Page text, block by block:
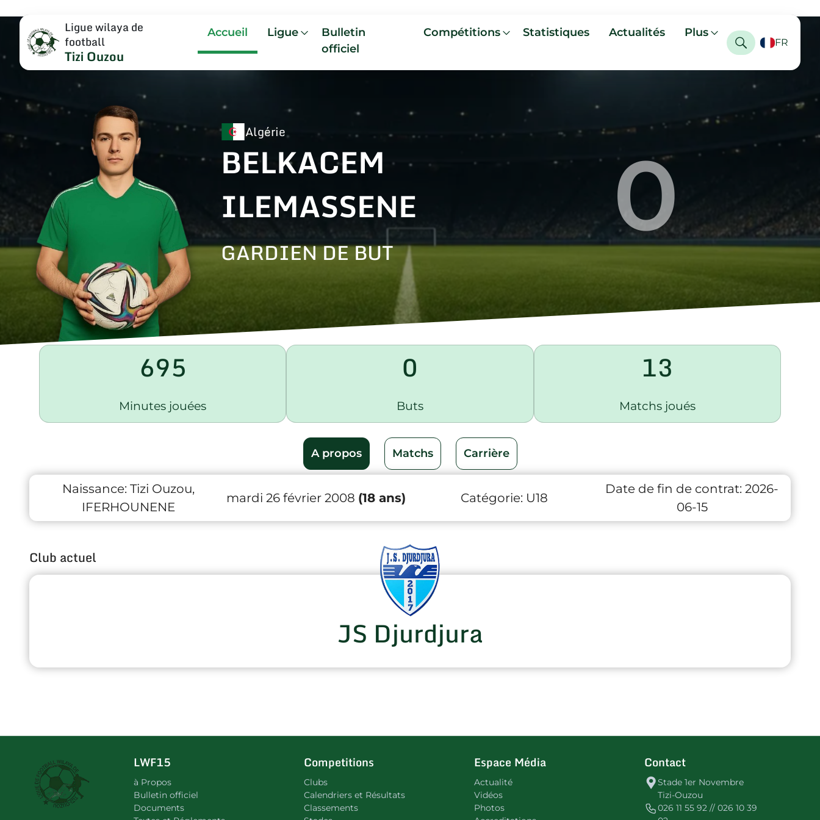
Ligue wilaya de
football
Tizi Ouzou
Accueil Ligue
Bulletin
officiel
Compétitions Statistiques Actualités Plus
FR
Algérie
BELKACEM
ILEMASSENE
GARDIEN DE BUT 0
695
Minutes jouées
0
Buts
13
Matchs joués
A propos Matchs Carrière
Naissance: Tizi Ouzou,
IFERHOUNENE
mardi 26 février 2008 (18 ans) Catégorie: U18
Date de fin de contrat: 2026-
06-15
Club actuel
JS Djurdjura
LWF15
à Propos
Bulletin officiel
Documents
Competitions
Clubs
Calendriers et Résultats
Classements
Espace Média
Actualité
Vidéos
Photos
Contact
Stade 1er Novembre
Tizi-Ouzou
026 11 55 92 // 026 10 39